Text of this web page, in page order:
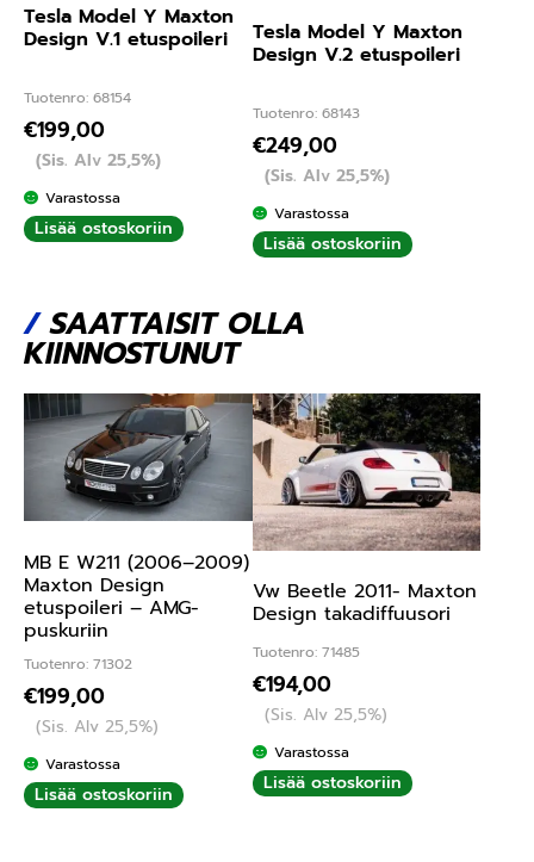
Tesla Model Y Maxton
Design V.1 etuspoileri
Tuotenro: 68154
€199,00
(Sis. Alv 25,5%)
Varastossa
Lisää ostoskoriin
Tesla Model Y Maxton
Design V.2 etuspoileri
Tuotenro: 68143
€249,00
(Sis. Alv 25,5%)
Varastossa
Lisää ostoskoriin
/SAATTAISIT OLLA
KIINNOSTUNUT
MB E W211 (2006–2009)
Maxton Design
etuspoileri – AMG-
puskuriin
Tuotenro: 71302
€199,00
(Sis. Alv 25,5%)
Varastossa
Lisää ostoskoriin
Vw Beetle 2011- Maxton
Design takadiffuusori
Tuotenro: 71485
€194,00
(Sis. Alv 25,5%)
Varastossa
Lisää ostoskoriin